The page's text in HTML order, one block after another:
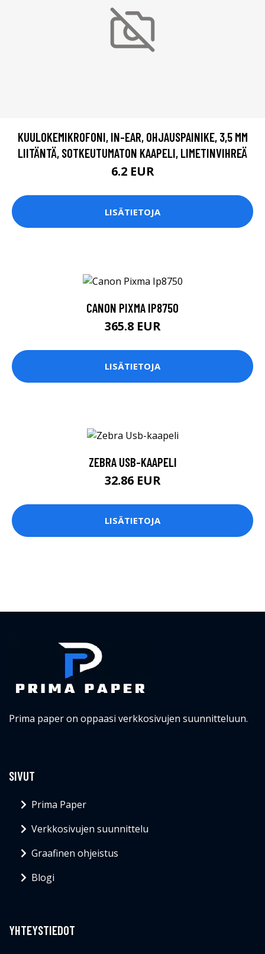
KUULOKEMIKROFONI, IN-EAR, OHJAUSPAINIKE, 3,5 MM
LIITÄNTÄ, SOTKEUTUMATON KAAPELI, LIMETINVIHREÄ
6.2 EUR
LISÄTIETOJA
CANON PIXMA IP8750
365.8 EUR
LISÄTIETOJA
ZEBRA USB-KAAPELI
32.86 EUR
LISÄTIETOJA
Prima paper on oppaasi verkkosivujen suunnitteluun.
SIVUT
Prima Paper
Verkkosivujen suunnittelu
Graafinen ohjeistus
Blogi
YHTEYSTIEDOT